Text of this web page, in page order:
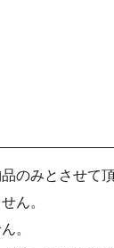
のみとさせて頂
ん。
。